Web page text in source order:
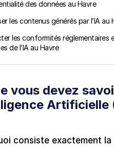
des données au Havre
les contenus générés par l’IA au
les conformités réglementaires
de l’IA au Havre
vous devez
Artificielle
consiste exactement